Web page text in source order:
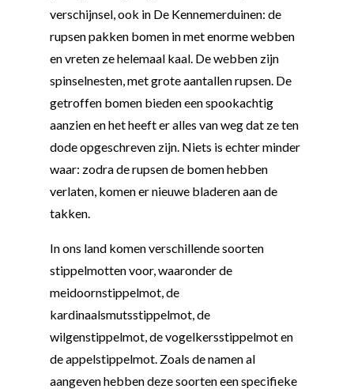
verschijnsel, ook in De Kennemerduinen: de
rupsen pakken bomen in met enorme webben
en vreten ze helemaal kaal. De webben zijn
spinselnesten, met grote aantallen rupsen. De
getroffen bomen bieden een spookachtig
aanzien en het heeft er alles van weg dat ze ten
dode opgeschreven zijn. Niets is echter minder
waar: zodra de rupsen de bomen hebben
verlaten, komen er nieuwe bladeren aan de
takken.
In ons land komen verschillende soorten
stippelmotten voor, waaronder de
meidoornstippelmot, de
kardinaalsmutsstippelmot, de
wilgenstippelmot, de vogelkersstippelmot en
de appelstippelmot. Zoals de namen al
aangeven hebben deze soorten een specifieke